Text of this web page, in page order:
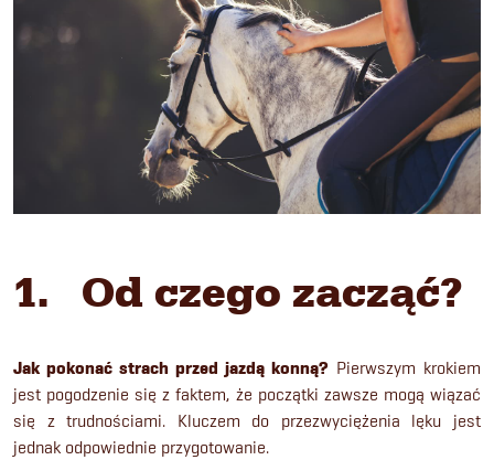
1. Od czego zacząć?
Jak pokonać strach przed jazdą konną? Pierwszym krokiem
jest pogodzenie się z faktem, że początki zawsze mogą wiązać
się z trudnościami. Kluczem do przezwyciężenia lęku jest
jednak odpowiednie przygotowanie.